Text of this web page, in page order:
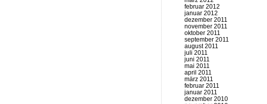
februar 2012
januar 2012
dezember 2011
november 2011
oktober 2011
september 2011
august 2011
juli 2011
juni 2011
mai 2011
april 2011
märz 2011
februar 2011
januar 2011
dezember 2010